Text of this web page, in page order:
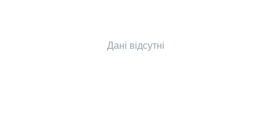
Дані відсутні